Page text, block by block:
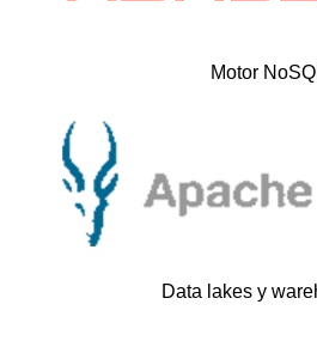
Motor
Data lakes y